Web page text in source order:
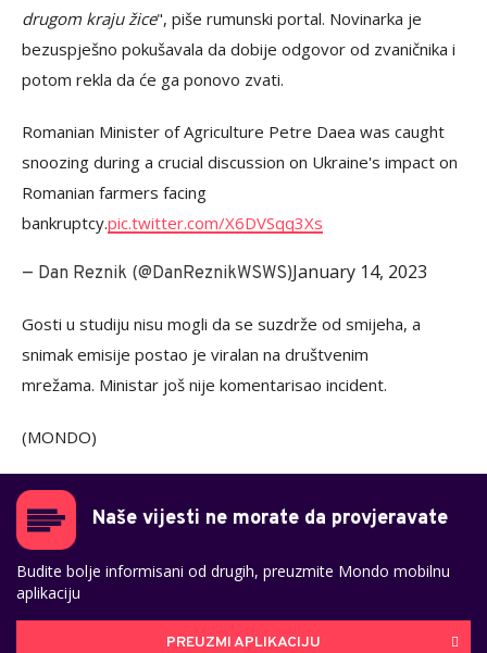
drugom kraju žice", piše rumunski portal. Novinarka je
bezuspješno pokušavala da dobije odgovor od zvaničnika i
potom rekla da će ga ponovo zvati.
Romanian Minister of Agriculture Petre Daea was caught
snoozing during a crucial discussion on Ukraine's impact on
Romanian farmers facing
bankruptcy.pic.twitter.com/X6DVSqq3Xs
— Dan Reznik (@DanReznikWSWS)January 14, 2023
Gosti u studiju nisu mogli da se suzdrže od smijeha, a
snimak emisije postao je viralan na društvenim
mrežama. Ministar još nije komentarisao incident.
(MONDO)
Naše vijesti ne morate da provjeravate
Budite bolje informisani od drugih, preuzmite Mondo mobilnu
aplikaciju
PREUZMI APLIKACIJU